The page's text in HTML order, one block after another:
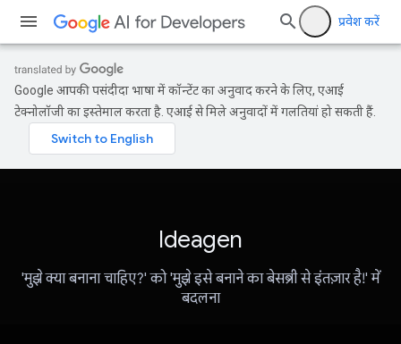
प्रवेश करें
Google आपकी पसंदीदा भाषा में कॉन्टेंट का अनुवाद करने के लिए, एआई
टेक्नोलॉजी का इस्तेमाल करता है. एआई से मिले अनुवादों में गलतियां हो सकती हैं.
Ideagen
'मुझे क्या बनाना चाहिए?' को 'मुझे इसे बनाने का बेसब्री से इंतज़ार है!' में
बदलना